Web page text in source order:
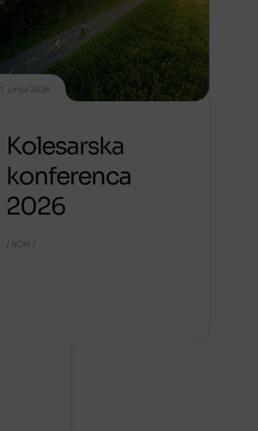
1. junija 2026
Kolesarska
konferenca
2026
/ RCM /